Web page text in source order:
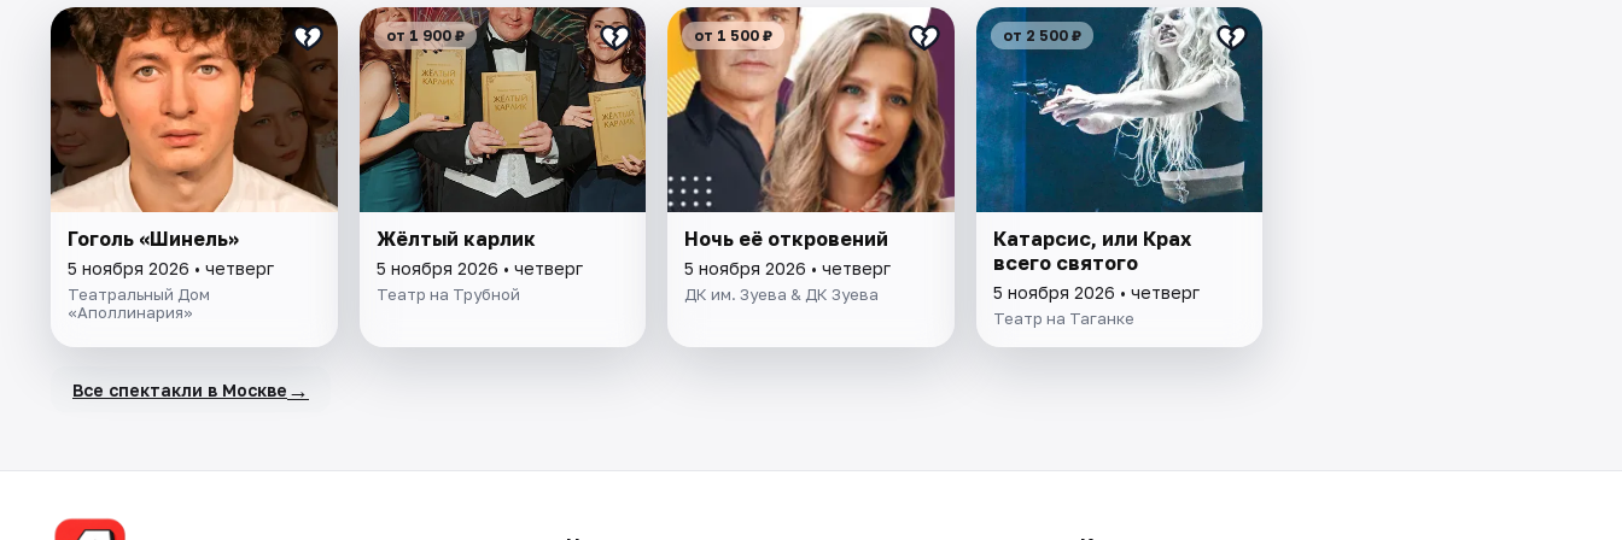
Гоголь «Шинель»
5 ноября 2026 • четверг
Театральный Дом
«Аполлинария»
от 1 900 ₽
Жёлтый карлик
5 ноября 2026 • четверг
Театр на Трубной
от 1 500 ₽
Ночь её откровений
5 ноября 2026 • четверг
ДК им. Зуева & ДК Зуева
от 2 500 ₽
Катарсис, или Крах
всего святого
5 ноября 2026 • четверг
Театр на Таганке
Все спектакли в Москве →